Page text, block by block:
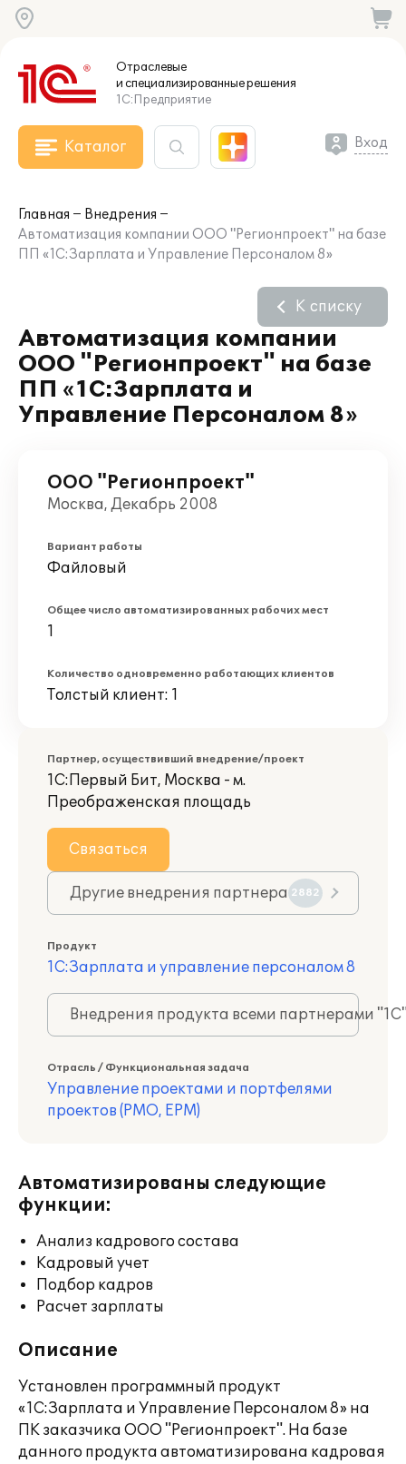
Отраслевые
и специализированныерешения
1С:Предприятие
Каталог Вход
Главная
Внедрения
Автоматизация компании ООО "Регионпроект" на базе
ПП «1С:Зарплата и Управление Персоналом 8»
Автоматизация компании
ООО "Регионпроект" на базе
ПП «1С:Зарплата и
Управление Персоналом 8»
К списку
ООО "Регионпроект"
Москва, Декабрь 2008
Вариант работы
Файловый
Общее число автоматизированных рабочих мест
1
Количество одновременно работающих клиентов
Толстый клиент: 1
Партнер, осуществивший внедрение/проект
1С:Первый Бит, Москва - м.
Преображенская площадь
Связаться
Другие внедрения партнера 2882
Продукт
1С:Зарплата и управление персоналом 8
Внедрения продукта всеми партнерами
Отрасль / Функциональная задача
Управление проектами и портфелями
проектов (PMO, EPM)
Автоматизированы следующие
функции:
Анализ кадрового состава
Кадровый учет
Подбор кадров
Расчет зарплаты
Описание
Установлен программный продукт
«1С:Зарплата и Управление Персоналом 8» на
ПК заказчика ООО "Регионпроект". На базе
данного продукта автоматизирована кадровая